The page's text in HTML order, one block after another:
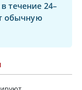
течение 24–
обычную